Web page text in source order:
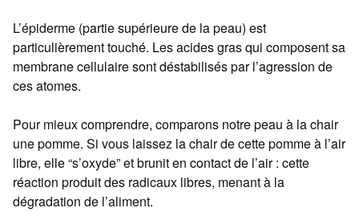
L’épiderme (partie supérieure de la peau) est
particulièrement touché. Les acides gras qui composent sa
membrane cellulaire sont déstabilisés par l’agression de
ces atomes.
Pour mieux comprendre, comparons notre peau à la chair
une pomme. Si vous laissez la chair de cette pomme à l’air
libre, elle “s’oxyde” et brunit en contact de l’air : cette
réaction produit des radicaux libres, menant à la
dégradation de l’aliment.